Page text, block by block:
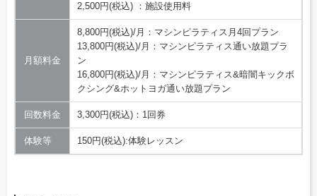
2,500円(税込) ：施設使用料
月額料金
8,800円(税込)/月：マシンピラティス月4回プラン
13,800円(税込)/月：マシンピラティス通い放題プラ
ン
16,800円(税込)/月：マシンピラティス&暗闇キックボ
クシング&ホットヨガ通い放題プラン
回数料金 3,300円(税込)：1回券
体験等 150円(税込):体験レッスン